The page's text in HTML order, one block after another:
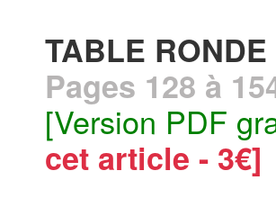
TABLE RONDE
Pages 128 à
[Version PDF
cet article - 3€]